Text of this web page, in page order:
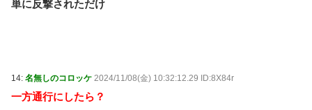
単に反撃されただけ
14: 名無しのコロッケ 2024/11/08(金) 10:32:12.29 ID:8X84r
一方通行にしたら？